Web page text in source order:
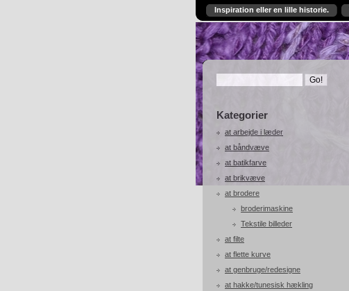
Inspiration eller en lille historie.
Kategorier
at arbejde i læder
at båndvæve
at batikfarve
at brikvæve
at brodere
broderimaskine
Tekstile billeder
at filte
at flette kurve
at genbruge/redesigne
at hakke/tunesisk hækling